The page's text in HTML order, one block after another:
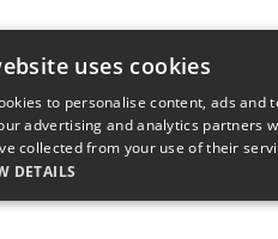
this product
uses cookies
to personalise content, ads
advertising and analytics partners
collected from your use of their
DETAILS